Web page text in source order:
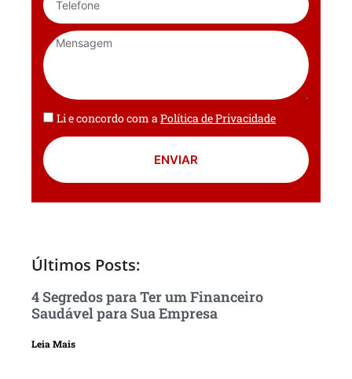
Li e concordo com aPolítica de Privacidade
ENVIAR
Últimos Posts:
4 Segredos para Ter um Financeiro
Saudável para Sua Empresa
Leia Mais